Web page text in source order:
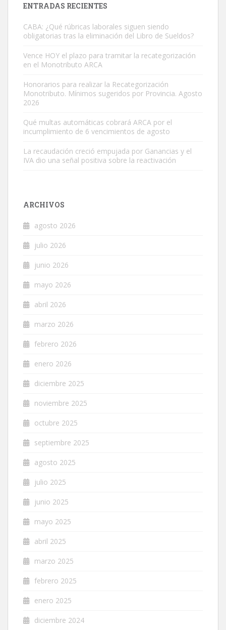
ENTRADAS RECIENTES
CABA: ¿Qué rúbricas laborales siguen siendo
obligatorias tras la eliminación del Libro de Sueldos?
Vence HOY el plazo para tramitar la recategorización
en el Monotributo ARCA
Honorarios para realizar la Recategorización
Monotributo. Mínimos sugeridos por Provincia. Agosto
2026
Qué multas automáticas cobrará ARCA por el
incumplimiento de 6 vencimientos de agosto
La recaudación creció empujada por Ganancias y el
IVA dio una señal positiva sobre la reactivación
ARCHIVOS
agosto 2026
julio 2026
junio 2026
mayo 2026
abril 2026
marzo 2026
febrero 2026
enero 2026
diciembre 2025
noviembre 2025
octubre 2025
septiembre 2025
agosto 2025
julio 2025
junio 2025
mayo 2025
abril 2025
marzo 2025
febrero 2025
enero 2025
diciembre 2024